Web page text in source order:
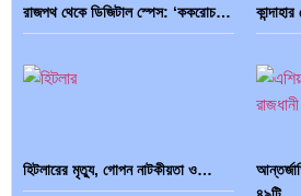
রাজপথ থেকে ডিজিটাল স্পেস: ‘ককরোচ…
হিটলারের মৃত্যু, গোপন নাটকীয়তা ও…